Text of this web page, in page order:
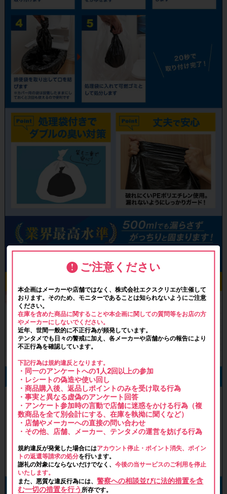
ご注意ください
本企画はメーカーや店舗ではなく、株式会社エクスクリエが主催して
おります。そのため、モニターであることは知られないようにご注意
ください。
在庫を含めた商品に関することや本企画に関しての質問等をお店の方
やメーカーにしないでください。
近年、世間一般的に不正行為が頻発しています。
テンタメでも日々の警戒に加え、各メーカーや店舗からの報告により
不正行為を確認しています。
下記行為は規約違反となります。
・同一のアンケートへの1人2回以上の参加
・レシートの偽造や使い回し
・商品購入後、返品しポイントのみを受け取る行為
・事実と異なる虚偽のアンケート回答
・アンケート参加時の言動で店舗に迷惑をかける行為（複
数商品を全て別会計にする、在庫を執拗に聞くなど）
・店舗やメーカーへの直接の問い合わせ
・その他、店舗、メーカー、テンタメの運営を妨げる行為
規約違反が発覚した場合にはアカウント停止・ポイント消失、ポイン
トの返還等請求の処分を行います。
謝礼の対象にならないだけでなく、今後の当サービスのご利用を停止
いたします。
また、悪質な違反行為には、警察への相談並びに法的措置を含
む一切の措置を行う 所存です。